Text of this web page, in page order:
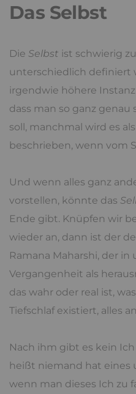
Das Selbst
Die Selbst ist schwierig
unterschiedlich definiert
irgendwie höhere
dass man so ganz genau
soll, manchmal wird es
beschrieben, wenn vom
Und wenn alles ganz
vorstellen, könnte das
Ende gibt. Knüpfen wir
wieder an, dann ist der
Ramana Maharshi, der in
Vergangenheit als
das wahr oder real ist,
Tiefschlaf existiert, alles
Nach ihm gibt es kein
heißt niemand hat eines
wenn man dieses Ich zu